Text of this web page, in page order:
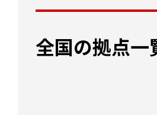
全国の拠点一